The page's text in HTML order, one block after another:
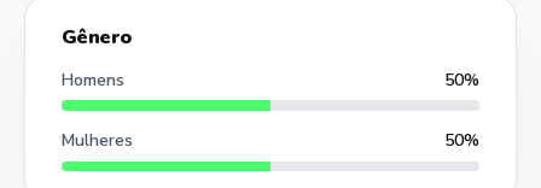
Gênero
Homens 50%
Mulheres 50%